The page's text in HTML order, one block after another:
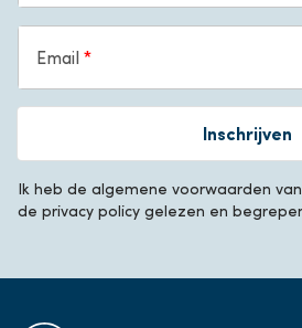
Email
Inschrijven
Ik heb de algemene voorwaarden
de privacy policy gelezen en